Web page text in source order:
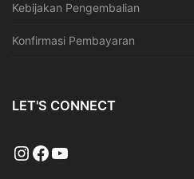
Kebijakan Pengembalian
Konfirmasi Pembayaran
LET'S CONNECT